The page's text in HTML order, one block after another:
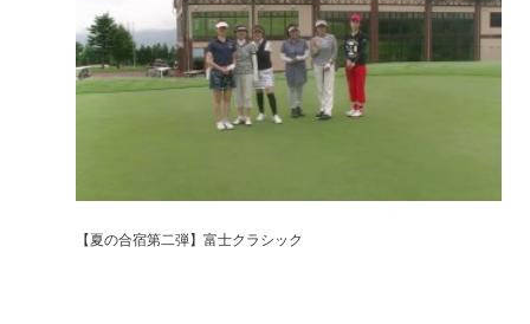
【夏の合宿第二弾】富士クラシック